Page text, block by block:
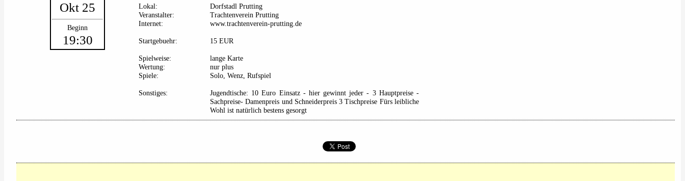
Okt 25
Beginn
19:30
Lokal:
Dorfstadl Prutting
Veranstalter:
Trachtenverein Prutting
Internet:
www.trachtenverein-prutting.de
Startgebuehr: 15 EUR
Spielweise:
lange Karte
Wertung:
nur plus
Spiele:
Solo, Wenz, Rufspiel
Sonstiges:
Jugendtische: 10 Euro Einsatz - hier gewinnt jeder - 3 Hauptpreise -
Sachpreise- Damenpreis und Schneiderpreis 3 Tischpreise Fürs leibliche
Wohl ist natürlich bestens gesorgt